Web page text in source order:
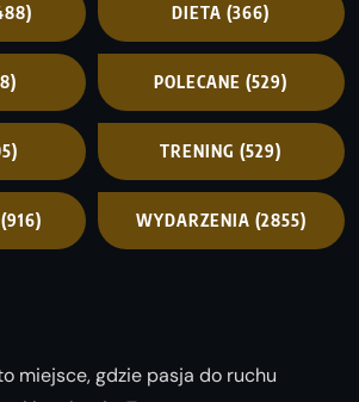
DIETA (366)
POLECANE (529)
TRENING (529)
(916) WYDARZENIA (2855)
miejsce, gdzie pasja do ruchu